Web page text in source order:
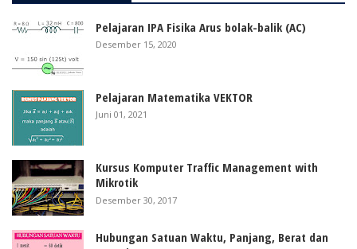
Pelajaran IPA Fisika Arus bolak-balik (AC)
Desember 15, 2020
Pelajaran Matematika VEKTOR
Juni 01, 2021
Kursus Komputer Traffic Management with
Mikrotik
Desember 30, 2017
Hubungan Satuan Waktu, Panjang, Berat dan